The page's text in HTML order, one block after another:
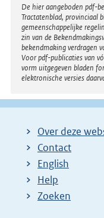
Disclaimer
De hier aangeboden pdf-
Tractatenblad, provinciaal
gemeenschappelijke
zin van de
bekendmaking verdragen
Voor pdf-publicaties van
vorm uitgegeven bladen
elektronische versies
Over deze
Contact
English
Help
Zoeken